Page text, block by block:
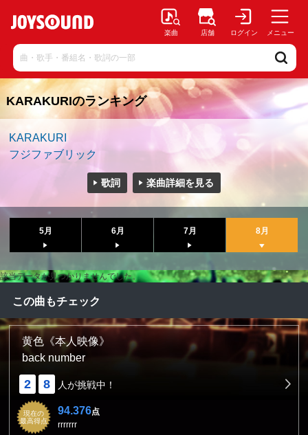
楽曲 店舗 ログイン メニュー
KARAKURIのランキング
KARAKURI
フジファブリック
歌詞 楽曲詳細を見る
5月 6月 7月 8月
該当データが見つかりませんでした。
この曲もチェック
黄色《本人映像》
back number
2 8 人が挑戦中！
現在の
最高得点
94.376点
rrrrrrr